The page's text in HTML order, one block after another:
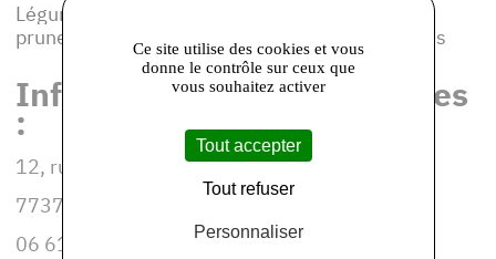
Légumes d'été et d'hiver, Fruits d'été cerises,
prunes, pêches, Fruits de garde pommes, poires
Informations et coordonnées
:
12, rue des Près Hauts
77370 MAISON-ROUGE
06 61 48 09 66
Ce site utilise des cookies et vous
donne le contrôle sur ceux que
vous souhaitez activer
Tout accepter
Tout refuser
Personnaliser